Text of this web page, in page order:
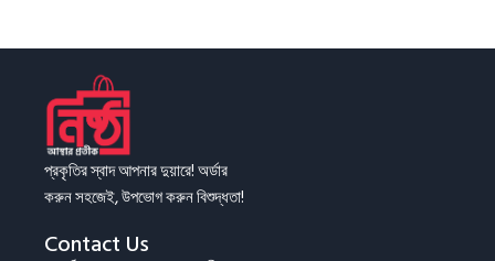
প্রকৃতির স্বাদ আপনার দুয়ারে! অর্ডার
করুন সহজেই, উপভোগ করুন বিশুদ্ধতা!
Contact Us